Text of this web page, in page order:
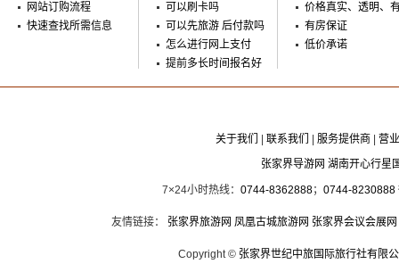
网站订购流程
快速查找所需信息
可以刷卡吗
可以先旅游 后付款吗
怎么进行网上支付
提前多长时间报名好
价格真实、透明、
有房保证
低价承诺
关于我们 联系我们 服务提供商
营
张家界导游网 湖南开心行星
7×24小时热线： 0744-8362888； 0744-8230888
友情链接： 张家界旅游网 凤凰古城旅游网 张家界会议会展网
Copyright © 张家界世纪中旅国际旅行社有限